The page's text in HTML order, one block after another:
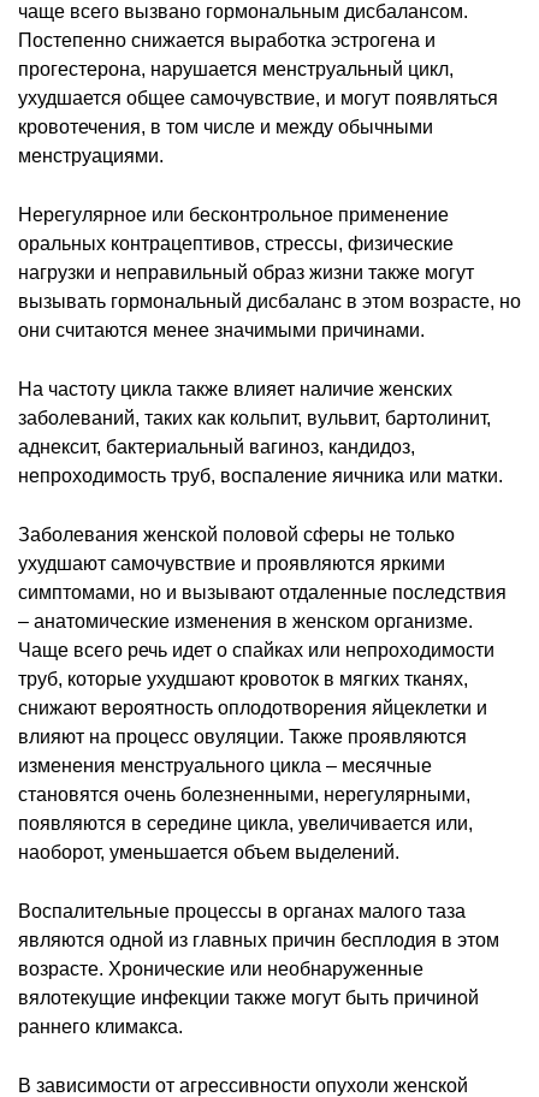
чаще всего вызвано гормональным дисбалансом.
Постепенно снижается выработка эстрогена и
прогестерона, нарушается менструальный цикл,
ухудшается общее самочувствие, и могут появляться
кровотечения, в том числе и между обычными
менструациями.
Нерегулярное или бесконтрольное применение
оральных контрацептивов, стрессы, физические
нагрузки и неправильный образ жизни также могут
вызывать гормональный дисбаланс в этом возрасте, но
они считаются менее значимыми причинами.
На частоту цикла также влияет наличие женских
заболеваний, таких как кольпит, вульвит, бартолинит,
аднексит, бактериальный вагиноз, кандидоз,
непроходимость труб, воспаление яичника или матки.
Заболевания женской половой сферы не только
ухудшают самочувствие и проявляются яркими
симптомами, но и вызывают отдаленные последствия
– анатомические изменения в женском организме.
Чаще всего речь идет о спайках или непроходимости
труб, которые ухудшают кровоток в мягких тканях,
снижают вероятность оплодотворения яйцеклетки и
влияют на процесс овуляции. Также проявляются
изменения менструального цикла – месячные
становятся очень болезненными, нерегулярными,
появляются в середине цикла, увеличивается или,
наоборот, уменьшается объем выделений.
Воспалительные процессы в органах малого таза
являются одной из главных причин бесплодия в этом
возрасте. Хронические или необнаруженные
вялотекущие инфекции также могут быть причиной
раннего климакса.
В зависимости от агрессивности опухоли женской